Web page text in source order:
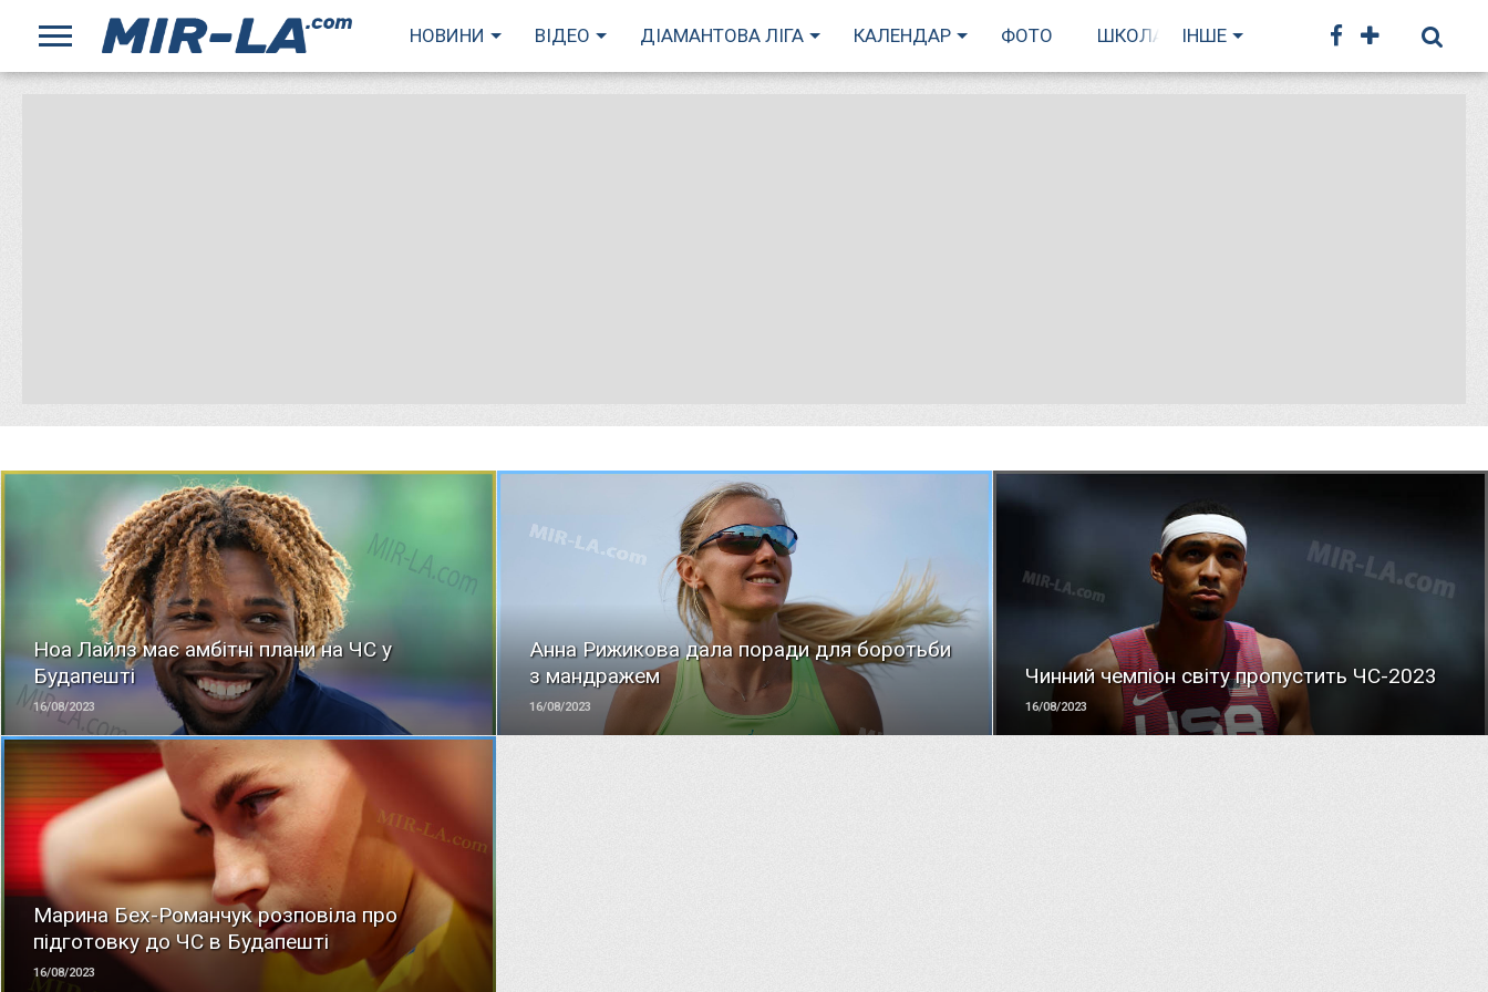
НОВИНИ ВІДЕО ДІАМАНТОВА ЛІГА КАЛЕНДАР ФОТО ШКОЛА БІГУ
ІНШЕ
Ноа Лайлз має амбітні плани на ЧС у
Будапешті
16/08/2023
ЧИТАТЬ
Анна Рижикова дала поради для боротьби
з мандражем
16/08/2023
ЧИТАТЬ
Чинний чемпіон світу пропустить ЧС-2023
16/08/2023
ЧИТАТЬ
Марина Бех-Романчук розповіла про
підготовку до ЧС в Будапешті
16/08/2023
ЧИТАТЬ